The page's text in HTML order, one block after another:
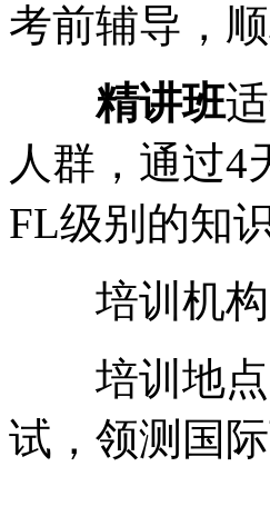
考前辅导，
精讲班
人群，通过4
FL级别的知
培训机构
培训地点
试，领测国